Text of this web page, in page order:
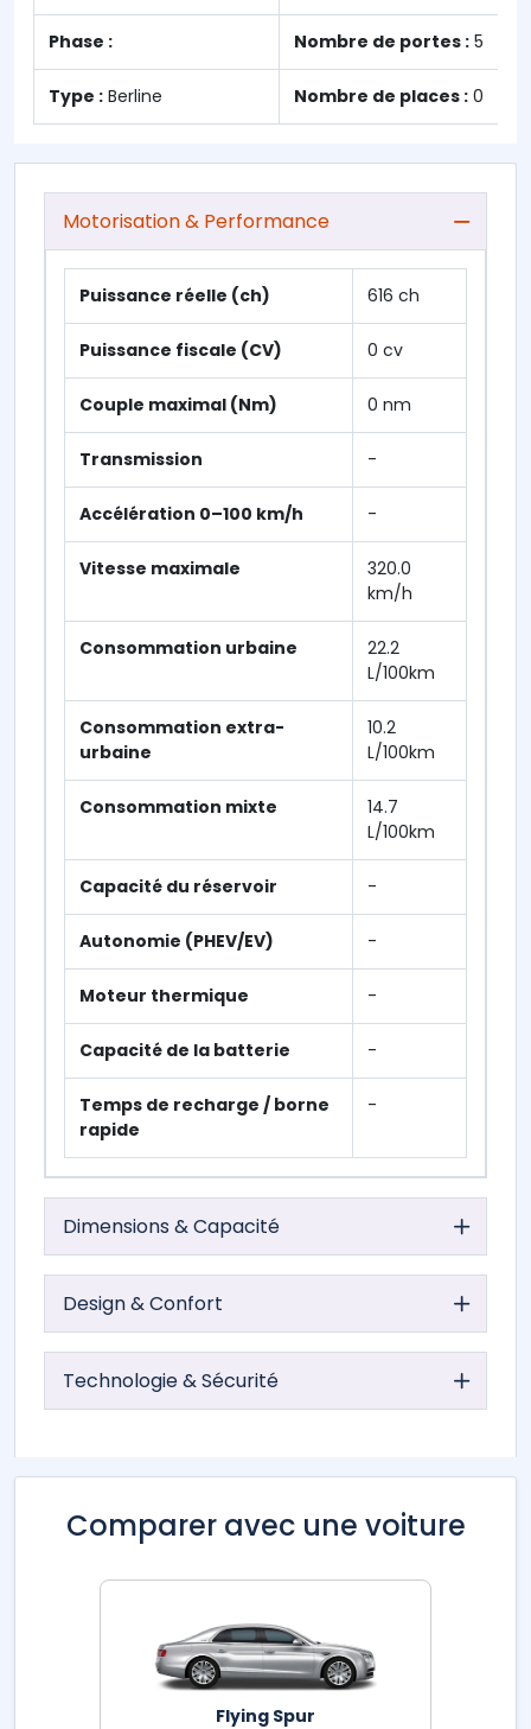
Phase : Nombre de portes : 5
Type : Berline Nombre de places : 0
Motorisation & Performance
Puissance réelle (ch) 616 ch
Puissance fiscale (CV) 0 cv
Couple maximal (Nm) 0 nm
Transmission -
Accélération 0–100 km/h -
Vitesse maximale
320.0
km/h
Consommation urbaine
22.2
L/100km
Consommation extra-
urbaine
10.2
L/100km
Consommation mixte
14.7
L/100km
Capacité du réservoir -
Autonomie (PHEV/EV) -
Moteur thermique -
Capacité de la batterie -
Temps de recharge / borne
rapide
-
Dimensions & Capacité
Design & Confort
Technologie & Sécurité
Comparer avec une voiture
Flying Spur